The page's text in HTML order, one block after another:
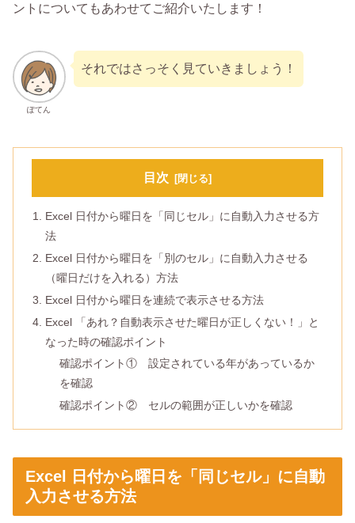
ントについてもあわせてご紹介いたします！
ぽてん
それではさっそく見ていきましょう！
目次
Excel 日付から曜日を「同じセル」に自動入力させる方
法
Excel 日付から曜日を「別のセル」に自動入力させる
（曜日だけを入れる）方法
Excel 日付から曜日を連続で表示させる方法
Excel 「あれ？自動表示させた曜日が正しくない！」と
なった時の確認ポイント
確認ポイント① 設定されている年があっているか
を確認
確認ポイント② セルの範囲が正しいかを確認
Excel 日付から曜日を「同じセル」に自動
入力させる方法